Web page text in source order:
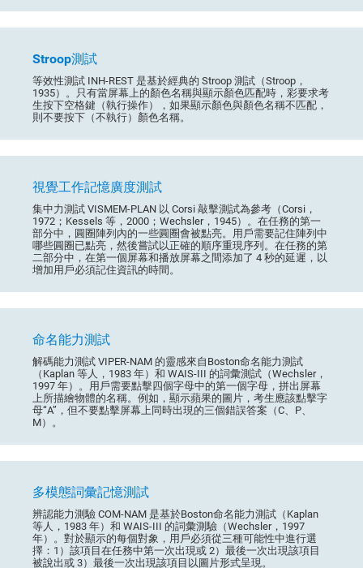
Stroop測試
等效性測試 INH-REST 是基於經典的 Stroop 測試（Stroop，
1935）。只有當屏幕上的顏色名稱與顯示顏色匹配時，彩要求考
生按下空格鍵（執行操作），如果顯示顏色與顏色名稱不匹配，
則不要按下（不執行）顏色名稱。
視覺工作記憶廣度測試
集中力測試 VISMEM-PLAN 以 Corsi 敲擊測試為參考（Corsi，
1972；Kessels 等，2000；Wechsler，1945）。在任務的第一
部分中，圓圈陣列內的一些圓圈會被點亮。用戶需要記住陣列中
哪些圓圈已點亮，然後嘗試以正確的順序重現序列。在任務的第
二部分中，在第一個屏幕和播放屏幕之間添加了 4 秒的延遲，以
增加用戶必須記住資訊的時間。
命名能力測試
解碼能力測試 VIPER-NAM 的靈感來自Boston命名能力測試
（Kaplan 等人，1983 年）和 WAIS-III 的詞彙測試（Wechsler，
1997 年）。用戶需要點擊四個字母中的第一個字母，拼出屏幕
上所描繪物體的名稱。例如，顯示蘋果的圖片，考生應該點擊字
母“A”，但不要點擊屏幕上同時出現的三個錯誤答案（C、P、
M）。
多模態詞彙記憶測試
辨認能力測驗 COM-NAM 是基於Boston命名能力測試（Kaplan
等人，1983 年）和 WAIS-III 的詞彙測驗（Wechsler，1997
年）。對於顯示的每個對象，用戶必須從三種可能性中進行選
擇：1）該項目在任務中第一次出現或 2）最後一次出現該項目
被說出或 3）最後一次出現該項目以圖片形式呈現。